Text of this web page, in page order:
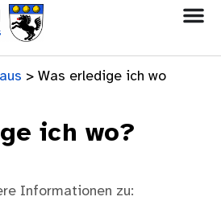
> Was erledige ich wo
ich wo?
Informationen zu: